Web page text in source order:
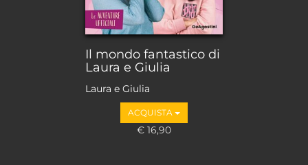
Il mondo fantastico di
Laura e Giulia
Laura e Giulia
ACQUISTA
€ 16,90